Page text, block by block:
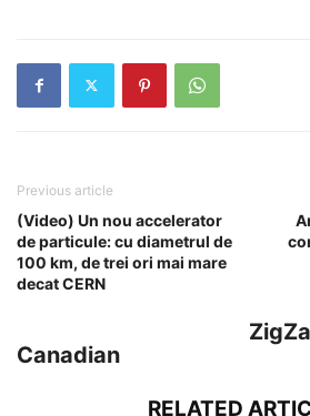
Previous article
(Video) Un nou accelerator
de particule: cu diametrul de
100 km, de trei ori mai mare
decat CERN
Canadian
RELATED